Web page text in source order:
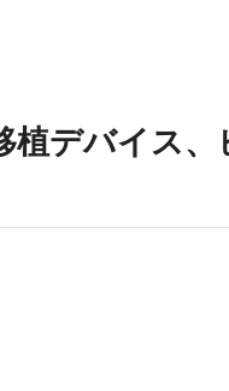
デバイス、